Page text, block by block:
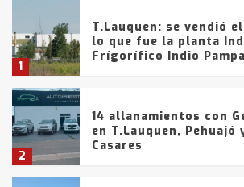
1
T.Lauquen: se vendió
lo que fue la planta
Frígorífico Indio Pampa
2
14 allanamientos con
en T.Lauquen, Pehuajó
Casares